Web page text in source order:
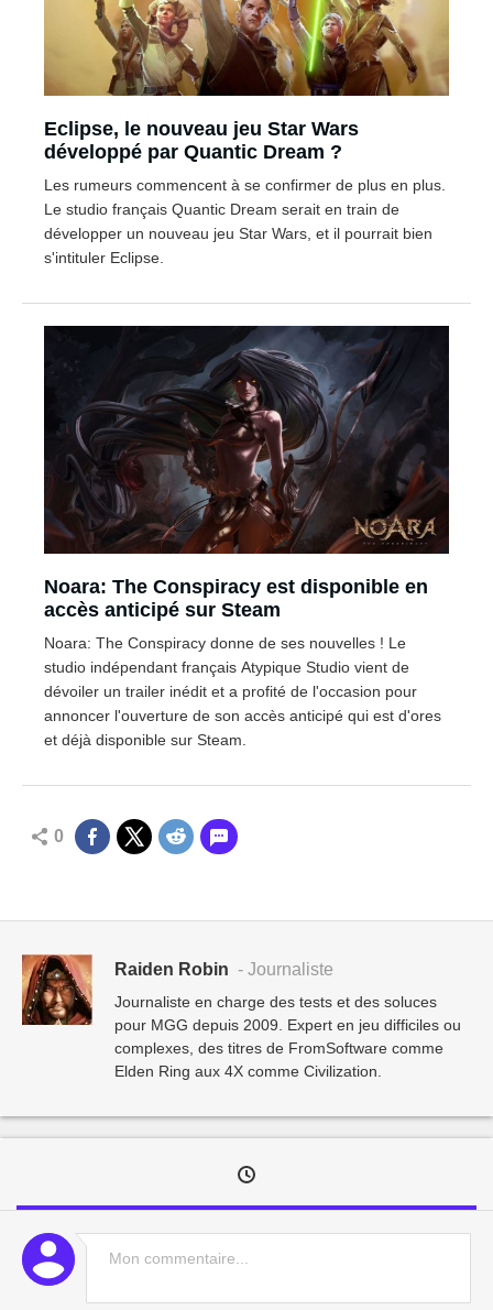
Eclipse, le nouveau jeu Star Wars
développé par Quantic Dream ?
Les rumeurs commencent à se confirmer de plus en plus.
Le studio français Quantic Dream serait en train de
développer un nouveau jeu Star Wars, et il pourrait bien
s'intituler Eclipse.
Noara: The Conspiracy est disponible en
accès anticipé sur Steam
Noara: The Conspiracy donne de ses nouvelles ! Le
studio indépendant français Atypique Studio vient de
dévoiler un trailer inédit et a profité de l'occasion pour
annoncer l'ouverture de son accès anticipé qui est d'ores
et déjà disponible sur Steam.
0
Raiden Robin - Journaliste
Journaliste en charge des tests et des soluces
pour MGG depuis 2009. Expert en jeu difficiles ou
complexes, des titres de FromSoftware comme
Elden Ring aux 4X comme Civilization.